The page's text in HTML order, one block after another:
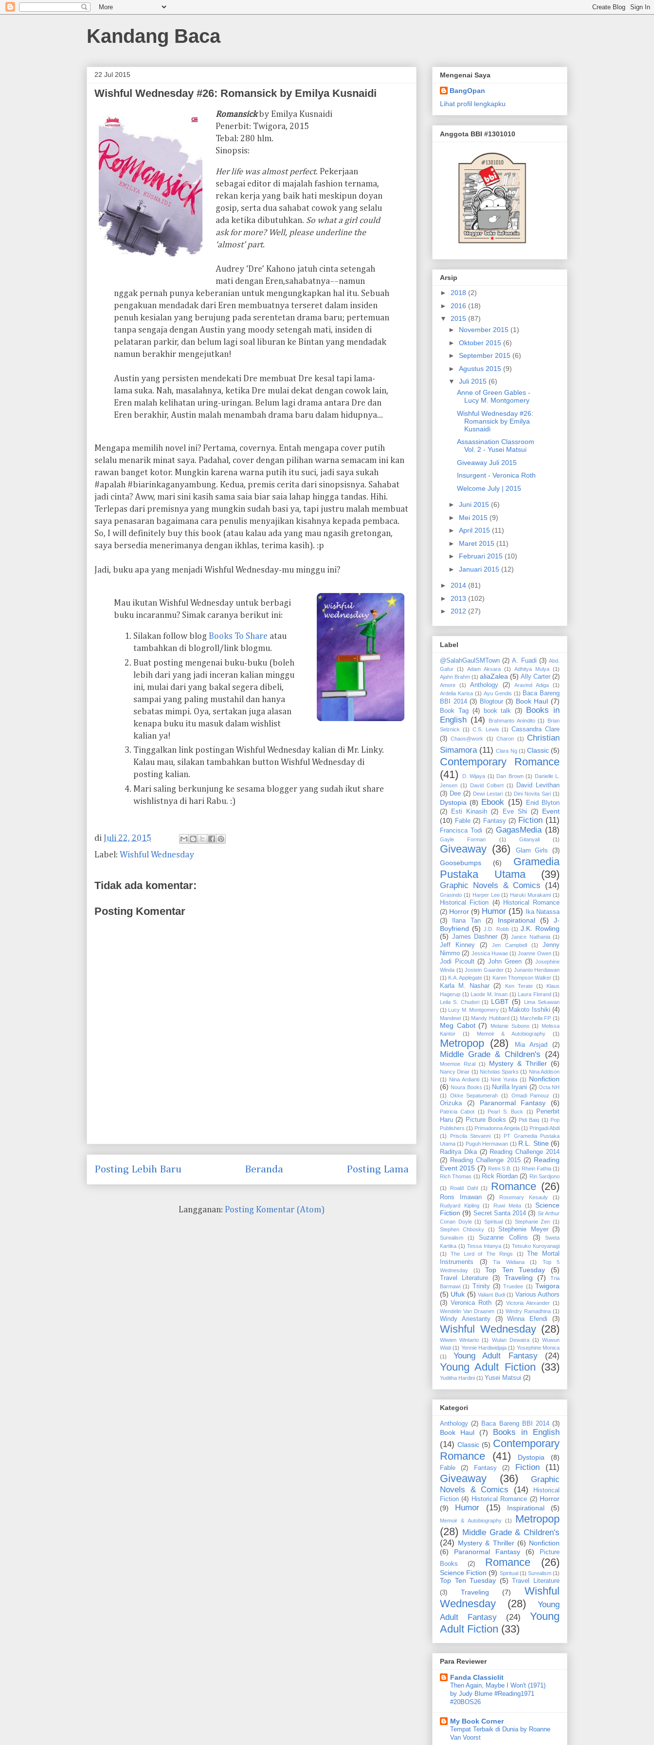
Kandang Baca
22 Jul 2015
Wishful Wednesday #26: Romansick by Emilya Kusnaidi
Romansickby Emilya Kusnaidi
Penerbit: Twigora, 2015
Tebal: 280 hlm.
Sinopsis:
Her life was almost perfect. Pekerjaan
sebagai editor di majalah fashion ternama,
rekan kerja yang baik hati meskipun doyan
gosip, serta dua sahabat cowok yang selalu
ada ketika dibutuhkan. So what a girl could
ask for more? Well, please underline the
‘almost’ part.
Audrey ‘Dre’ Kahono jatuh cinta setengah
mati dengan Eren,sahabatnya––namun
nggak pernah punya keberanian untuk mengungkapkan hal itu. Sebuah
pengakuan mendadak dari Eren membuatnya terseret dalam insiden
penuh kesialan yang berujung pada serentetan drama baru; pertemuan
tanpa sengaja dengan Austin yang moody setengah mati, insiden di
pelataran parkir, dan belum lagi soal liburan ke Bintan yang mendadak
namun berakhir mengejutkan!
Austin yang persisten mendekati Dre membuat Dre kesal tapi lama-
lama suka. Nah, masalahnya, ketika Dre mulai dekat dengan cowok lain,
Eren malah kelihatan uring-uringan. Belum lagi drama antara Dre dan
Eren berakhir, Austin malah menambah drama baru dalam hidupnya...
Mengapa memilih novel ini? Pertama, covernya. Entah mengapa cover putih
selalu menarik minat saya. Padahal, cover dengan pilihan warna semacam ini kan
rawan banget kotor. Mungkin karena warna putih itu suci, jadi saya sukah
#apalah #biarinkaganyambung. Kedua, premis cerita dari sinopsisnya. Sahabat
jadi cinta? Aww, mari sini kasih sama saia biar saia lahap hingga tandas. Hihi.
Terlepas dari premisnya yang mungkin sudah basi ya, tapi justru malah membuat
saya penasaran bagaimana cara penulis menyajikan kisahnya kepada pembaca.
So, I will definitely buy this book (atau kalau ada yang mau ngasih gretongan,
saya bersedia menerimanya dengan ikhlas, terima kasih). :p
Jadi, buku apa yang menjadi Wishful Wednesday-mu minggu ini?
Mau ikutan Wishful Wednesday untuk berbagi
buku incaranmu? Simak caranya berikut ini:
Silakan follow blog Books To Share atau
tambahkan di blogroll/link blogmu.
Buat posting mengenai buku-buku (boleh
lebih dari yang jadi inceran kalian minggu
ini, mulai dari yang bakal segera dibeli,
sampai yang paling mustahil dan hanya
sebatas mimpi. Oya, sertakan juga alasan
kenapa buku itu masuk dalam wishlist
kalian ya!
Tinggalkan link postingan Wishful Wednesday kalian di Mr. Linky.
Kalau mau, silakan tambahkan button Wishful Wednesday di
posting kalian.
Mari saling berkunjung ke sesama blogger yang sudah ikut share
wishlistnya di hari Rabu. :)
di
Juli 22, 2015
Label: Wishful Wednesday
Tidak ada komentar:
Posting Komentar
Posting Lebih Baru Posting Lama
Beranda
Langganan: Posting Komentar (Atom)
Mengenai Saya
BangOpan
Lihat profil lengkapku
Anggota BBI #1301010
Arsip
► 2018 (2)
► 2016 (18)
▼ 2015 (87)
► November 2015 (1)
► Oktober 2015 (6)
► September 2015 (6)
► Agustus 2015 (9)
▼ Juli 2015 (6)
Anne of Green Gables -
Lucy M. Montgomery
Wishful Wednesday #26:
Romansick by Emilya
Kusnaidi
Assassination Classroom
Vol. 2 - Yusei Matsui
Giveaway Juli 2015
Insurgent - Veronica Roth
Welcome July | 2015
► Juni 2015 (6)
► Mei 2015 (9)
► April 2015 (11)
► Maret 2015 (11)
► Februari 2015 (10)
► Januari 2015 (12)
► 2014 (81)
► 2013 (102)
► 2012 (27)
Label
@SalahGaulSMTown (2) A. Fuadi (3) Abd.
Gafur (1) Adam Aksara (1) Adhitya Mulya (1)
Ajahn Brahm (1) aliaZalea (5) Ally Carter (2)
Amore (1) Anthology (2) Aravind Adiga
(1)
Ardelia Karisa (1) Ayu Gendis (1) Baca Bareng
BBI 2014 (3) Blogtour (3) Book Haul (7)
Book Tag (4) book talk (3)
Books in
English (14) Brahmanto Anindito (1)
Brian
Selznick (1) C.S. Lewis (1)
Cassandra Clare
(3)
Chaos@work (1) Charon (1)
Christian
Simamora (11) Clara Ng (1) Classic (5)
Contemporary Romance
(41)
D. Wijaya (1) Dan Brown (1) Danielle L.
Jensen (1) David Colbert (1)
David Levithan
(3) Dee (2) Dewi Lestari (1) Dini Novita Sari (1)
Dystopia (8) Ebook (15)
Enid Blyton
(2)
Esti Kinasih (2) Eve Shi (2)
Event
(10) Fable (2) Fantasy (2) Fiction (11)
Francisca Todi (2) GagasMedia (18)
Gayle Forman (1) Gitanyali (1)
Giveaway (36) Glam Girls (3)
Goosebumps (6)
Gramedia
Pustaka Utama
(39)
Graphic Novels & Comics (14)
Grasindo (1) Harper Lee (1) Haruki Murakami (1)
Historical Fiction (4)
Historical Romance
(2) Horror (9) Humor (15)
Ika Natassa
(3)
Ilana Tan (2) Inspirational (5)
J-
Boyfriend (5) J.D. Robb (1) J.K. Rowling
(5) James Dashner (3) Janice Nathania (1)
Jeff Kinney (2) Jen Campbell (1)
Jenny
Nimmo (2) Jessica Huwae (1) Joanne Owen (1)
Jodi Picoult (2) John Green (3) Josephine
Winda (1) Jostein Gaarder (1) Junanto Herdiawan
(1) K.A. Applegate (1) Karen Thompson Walker (1)
Karla M. Nashar (2) Ken Terate (1)
Klaus
Hagerup (1) Laode M. Insan (1) Laura Florand (1)
Leila S. Chudori (1) LGBT (5)
Lima Sekawan
(1) Lucy M. Montgomery (1) Makoto Isshiki (4)
Mandewi (1) Mandy Hubbard (1) Marchella FP (1)
Meg Cabot (7) Melanie Subono (1)
Melissa
Kantor
(1) Memoir & Autobiography (1)
Metropop (28) Mia Arsjad (2)
Middle Grade & Children's (24)
Moemoe Rizal (1) Mystery & Thriller (6)
Nancy Dinar (1) Nicholas Sparks (1) Nina Addison
(1) Nina Ardianti (1) Ninit Yunita (1) Nonfiction
(6) Noura Books (1) Nurilla Iryani (2) Octa NH
(1)
Okke Sepatumerah (1) Omadi Pamouz (1)
Orizuka (2) Paranormal Fantasy (6)
Patricia Cabot (1) Pearl S. Buck (1)
Penerbit
Haru (2) Picture Books (2) Pidi Baiq (1) Pop
Publishers (1) Primadonna Angela (1) Pringadi Abdi
(1)
Priscila Stevanni (1)
PT Gramedia Pustaka
Utama (1) Puguh Hermawan (1) R.L. Stine (6)
Raditya Dika (2) Reading Challenge 2014
(2) Reading Challenge 2015 (2) Reading
Event 2015 (7) Retni S.B. (1) Rhein Fathia (1)
Rich Thomas (1) Rick Riordan (2) Riri Sardjono
(1)
Roald Dahl (1) Romance (26)
Rons Imawan (2) Rosemary Kesauly
(1)
Rudyard Kipling
(1) Ruwi Meita (1)
Science
Fiction (9) Secret Santa 2014 (3) Sir Arthur
Conan Doyle (1) Spiritual (1) Stephanie Zen (1)
Stephen Chbosky
(1) Stephenie Meyer (3)
Surealism (1) Suzanne Collins (3)
Sweta
Kartika (1) Tessa Intanya (1) Tetsuko Kuroyanagi
(1)
The Lord of The Rings (1)
The Mortal
Instruments
(3) Tia Widiana (1)
Top 5
Wednesday
(1) Top Ten Tuesday (5)
Travel Literature (3) Traveling (7)
Tria
Barmawi (1) Trinity (3) Truedee (1) Twigora
(5) Ufuk (5) Valiant Budi (1) Various Authors
(3) Veronica Roth (2) Victoria Alexander (1)
Wendelin Van Draanen (1) Windry Ramadhina (1)
Windy Ariestanty (3) Winna Efendi (3)
Wishful Wednesday (28)
Wiwien Wintarto (1) Wulan Dewatra (1) Wuwun
Wiati (1) Yennie Hardiwidjaja (1) Yosephine Monica
(1)
Young Adult Fantasy (24)
Young Adult Fiction (33)
Yuditha Hardini (1) Yusei Matsui (2)
Kategori
Anthology (2) Baca Bareng BBI 2014 (3)
Book Haul (7)
Books in English
(14) Classic (5) Contemporary
Romance
(41) Dystopia (8)
Fable (2) Fantasy (2) Fiction (11)
Giveaway (36)
Graphic
Novels & Comics
(14)
Historical
Fiction (4) Historical Romance (2) Horror
(9)
Humor (15) Inspirational (5)
Memoir & Autobiography (1)
Metropop
(28) Middle Grade & Children's
(24) Mystery & Thriller (6) Nonfiction
(6)
Paranormal Fantasy (6)
Picture
Books
(2) Romance (26)
Science Fiction (9) Spiritual (1) Surealism (1)
Top Ten Tuesday (5)
Travel Literature
(3)
Traveling (7)
Wishful
Wednesday
(28)
Young
Adult Fantasy
(24)
Young
Adult Fiction (33)
Para Reviewer
Fanda Classiclit
Then Again, Maybe I Won't (1971)
by Judy Blume #Reading1971
#20BOS26
My Book Corner
Tempat Terbaik di Dunia by Roanne
Van Voorst